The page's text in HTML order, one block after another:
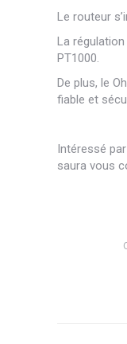
Le routeur
La
PT1000.
De plus, le
fiable et
Intéressé
saura vous